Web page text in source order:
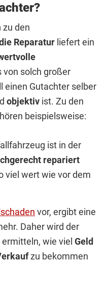
zu den
Reparaturliefert ein
von solch großer
einen Gutachter selber
objektivist. Zu den
beispielsweise:
ist in der
repariert
viel wert wie vor dem
vor, ergibt eine
Daher wird der
wie viel Geld
zu bekommen